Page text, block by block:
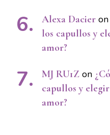
Alexa Dacier on
los capullos y
amor?
MJ RU1Z on
capullos y
amor?